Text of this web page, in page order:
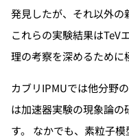
発見したが、それ以外の
これらの実験結果はTeV
理の考察を深めるために
カブリIPMUでは他分野
は加速器実験の現象論の
す。 なかでも、素粒子